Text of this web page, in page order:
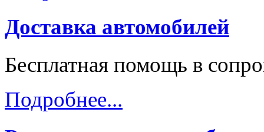
Доставка автомобилей
Бесплатная помощь в
Подробнее...